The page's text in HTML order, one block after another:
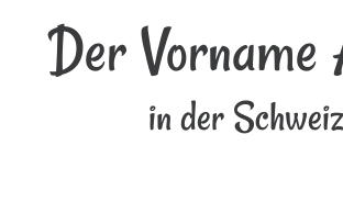
Der
in der Schweiz